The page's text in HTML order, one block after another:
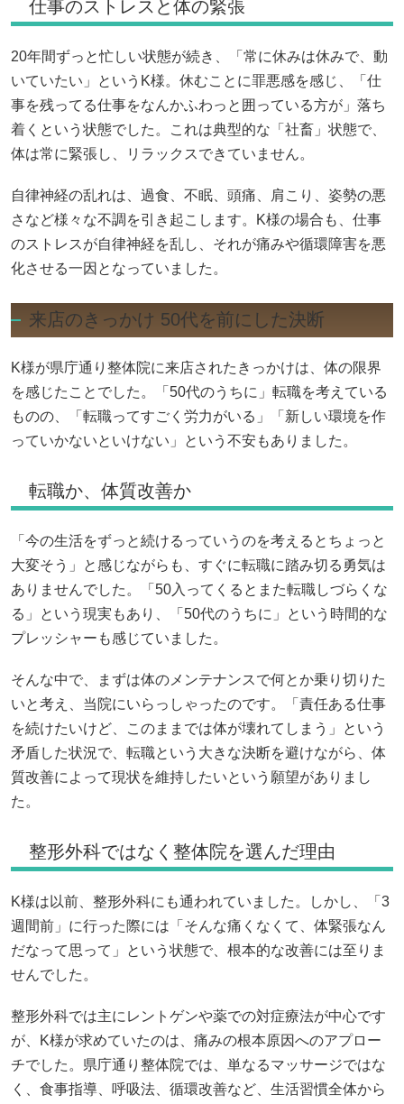
仕事のストレスと体の緊張
20年間ずっと忙しい状態が続き、「常に休みは休みで、動
いていたい」というK様。休むことに罪悪感を感じ、「仕
事を残ってる仕事をなんかふわっと囲っている方が」落ち
着くという状態でした。これは典型的な「社畜」状態で、
体は常に緊張し、リラックスできていません。
自律神経の乱れは、過食、不眠、頭痛、肩こり、姿勢の悪
さなど様々な不調を引き起こします。K様の場合も、仕事
のストレスが自律神経を乱し、それが痛みや循環障害を悪
化させる一因となっていました。
来店のきっかけ 50代を前にした決断
K様が県庁通り整体院に来店されたきっかけは、体の限界
を感じたことでした。「50代のうちに」転職を考えている
ものの、「転職ってすごく労力がいる」「新しい環境を作
っていかないといけない」という不安もありました。
転職か、体質改善か
「今の生活をずっと続けるっていうのを考えるとちょっと
大変そう」と感じながらも、すぐに転職に踏み切る勇気は
ありませんでした。「50入ってくるとまた転職しづらくな
る」という現実もあり、「50代のうちに」という時間的な
プレッシャーも感じていました。
そんな中で、まずは体のメンテナンスで何とか乗り切りた
いと考え、当院にいらっしゃったのです。「責任ある仕事
を続けたいけど、このままでは体が壊れてしまう」という
矛盾した状況で、転職という大きな決断を避けながら、体
質改善によって現状を維持したいという願望がありまし
た。
整形外科ではなく整体院を選んだ理由
K様は以前、整形外科にも通われていました。しかし、「3
週間前」に行った際には「そんな痛くなくて、体緊張なん
だなって思って」という状態で、根本的な改善には至りま
せんでした。
整形外科では主にレントゲンや薬での対症療法が中心です
が、K様が求めていたのは、痛みの根本原因へのアプロー
チでした。県庁通り整体院では、単なるマッサージではな
く、食事指導、呼吸法、循環改善など、生活習慣全体から